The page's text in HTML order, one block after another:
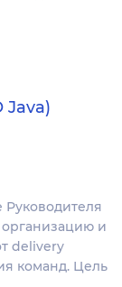
Java)
организацию и
delivery
команд. Цель